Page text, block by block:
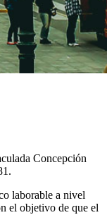
Concepción
laborable a nivel
el objetivo de que el